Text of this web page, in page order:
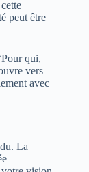
peut être
qui,
vers
avec
La